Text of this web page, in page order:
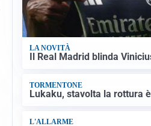
LA NOVITÀ
Il Real Madrid blinda
TORMENTONE
Lukaku, stavolta la rottura
L'ALLARME